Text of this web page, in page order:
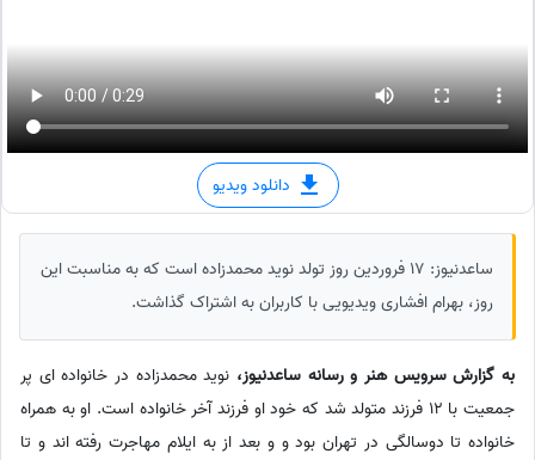
دانلود ویدیو
ساعدنیوز: 17 فروردین روز تولد نوید محمدزاده است که به مناسبت این
روز، بهرام افشاری ویدیویی با کاربران به اشتراک گذاشت.
به گزارش سرویس هنر و رسانه ساعدنیوز، نوید محمدزاده در خانواده ای پر
جمعیت با 12 فرزند متولد شد که خود او فرزند آخر خانواده است. او به همراه
خانواده تا دوسالگی در تهران بود و و بعد از به ایلام مهاجرت رفته اند و تا